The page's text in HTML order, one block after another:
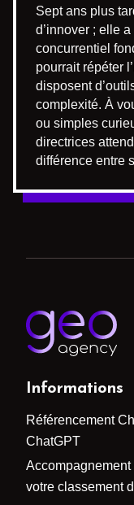
Sept ans plus
d’innover ; elle
concurrentiel
pourrait répéter
disposent
complexité. À
ou simples
directrices
différence entre
Informations
Référencement
ChatGPT
votre classement